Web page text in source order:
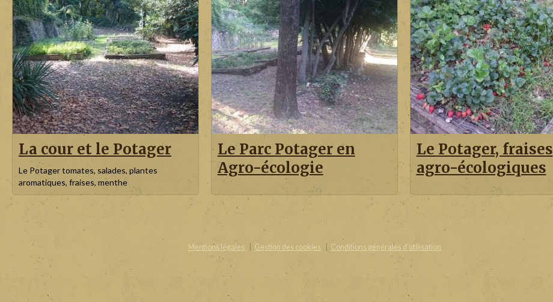
La cour et le Potager
Le Potager tomates, salades, plantes
aromatiques, fraises, menthe
Le Parc Potager en
Agro-écologie
Le Potager, fraises
agro-écologiques
Mentions légales Gestion des cookies Conditions générales d'utilisation